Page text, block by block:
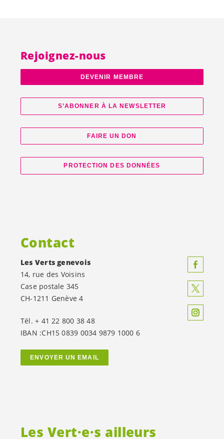
Les Vert·e·s ailleurs
Rejoignez-nous
DEVENIR MEMBRE
S’ABONNER À LA NEWSLETTER
FAIRE UN DON
PROTECTION DES DONNÉES
Contact
Les Verts genevois
14, rue des Voisins
Case postale 345
CH-1211 Genève 4
Tél. + 41 22 800 38 48
IBAN :CH15 0839 0034 9879 1000 6
ENVOYER UN EMAIL